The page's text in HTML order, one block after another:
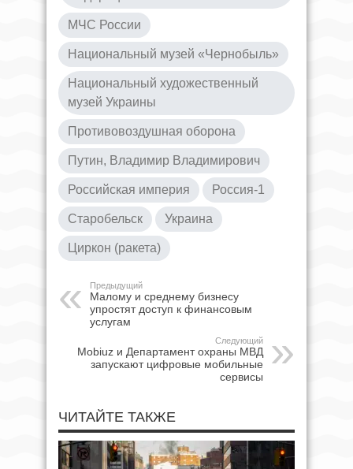
МЧС России
Национальный музей «Чернобыль»
Национальный художественный
музей Украины
Противовоздушная оборона
Путин, Владимир Владимирович
Российская империя Россия-1
Старобельск Украина
Циркон (ракета)
Предыдущий
Малому и среднему бизнесу
упростят доступ к финансовым
услугам
Следующий
Mobiuz и Департамент охраны МВД
запускают цифровые мобильные
сервисы
ЧИТАЙТЕ ТАКЖЕ